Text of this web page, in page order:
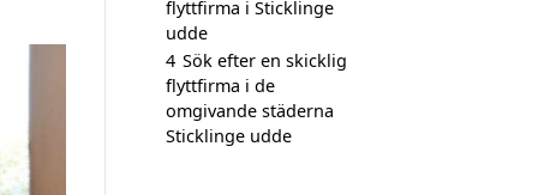
flyttfirma i Sticklinge
udde
4 Sök efter en skicklig
flyttfirma i de
omgivande städerna
Sticklinge udde